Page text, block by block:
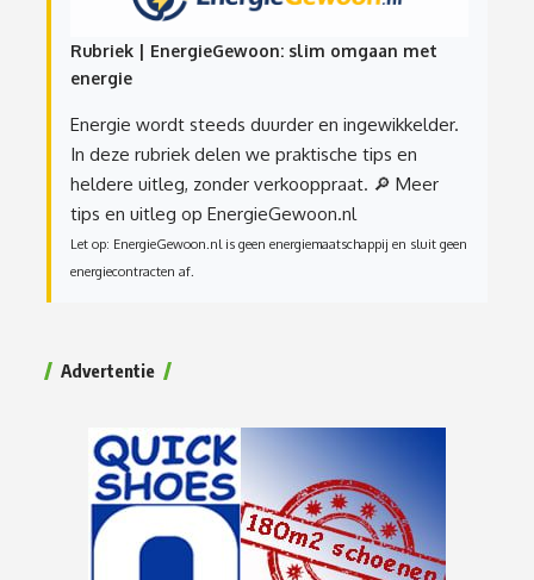
Rubriek | EnergieGewoon: slim omgaan met
energie
Energie wordt steeds duurder en ingewikkelder.
In deze rubriek delen we praktische tips en
heldere uitleg, zonder verkooppraat. 🔎 Meer
tips en uitleg op EnergieGewoon.nl
Let op: EnergieGewoon.nl is geen energiemaatschappij en sluit geen
energiecontracten af.
Advertentie